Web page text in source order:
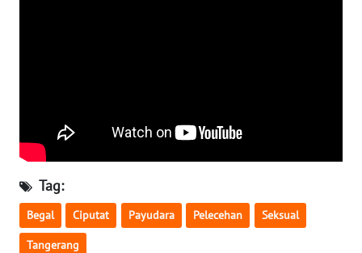
Tag:
Begal Ciputat Payudara Pelecehan Seksual
Tangerang
WN
SULTRA
WN
NTB